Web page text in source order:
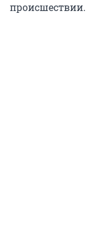
происшествии.